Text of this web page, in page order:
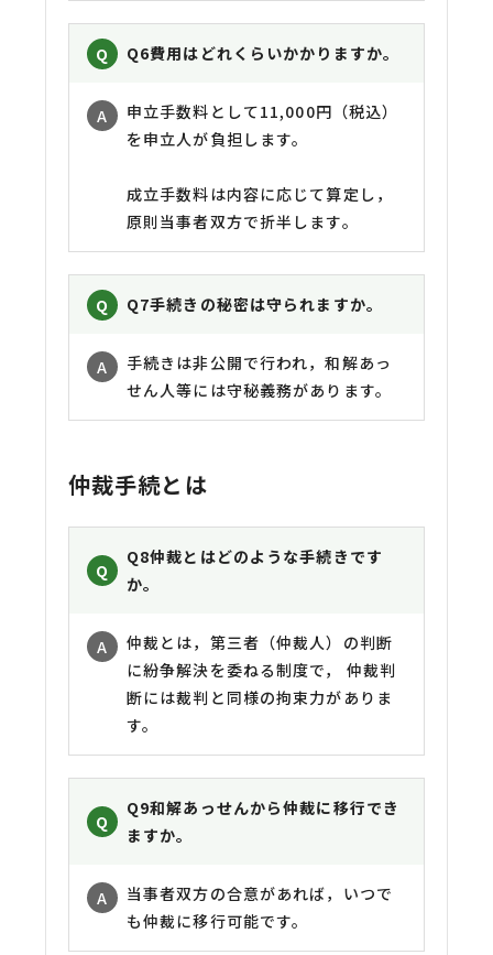
Q6費用はどれくらいかかりますか。
申立手数料として11,000円（税込）
を申立人が負担します。
成立手数料は内容に応じて算定し，
原則当事者双方で折半します。
Q7手続きの秘密は守られますか。
手続きは非公開で行われ，和解あっ
せん人等には守秘義務があります。
仲裁手続とは
Q8仲裁とはどのような手続きです
か。
仲裁とは，第三者（仲裁人）の判断
に紛争解決を委ねる制度で， 仲裁判
断には裁判と同様の拘束力がありま
す。
Q9和解あっせんから仲裁に移行でき
ますか。
当事者双方の合意があれば，いつで
も仲裁に移行可能です。